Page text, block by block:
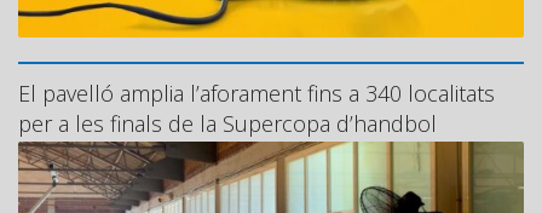
El pavelló amplia l’aforament fins a 340 localitats
per a les finals de la Supercopa d’handbol